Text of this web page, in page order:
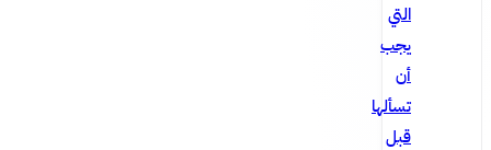
التي
يجب
أن
تسألها
قبل